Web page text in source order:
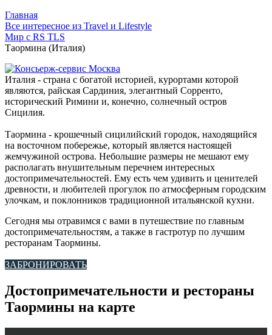
Главная
Все интересное из Travel и Lifestyle
Мир с RS TLS
Таормина (Италия)
Италия - страна с богатой историей, курортами которой
являются, райская Сардиния, элегантный Сорренто,
исторический Римини и, конечно, солнечный остров
Сицилия.
Таормина - крошечный сицилийский городок, находящийся
на восточном побережье, который является настоящей
жемчужиной острова. Небольшие размеры не мешают ему
располагать внушительным перечнем интересных
достопримечательностей. Ему есть чем удивить и ценителей
древности, и любителей прогулок по атмосферным городским
улочкам, и поклонников традиционной итальянской кухни.
Сегодня мы отравимся с вами в путешествие по главным
достопримечательностям, а также в гастротур по лучшим
ресторанам Таормины.
ЗАБРОНИРОВАТЬ
Достопримечательности и рестораны
Таормины на карте